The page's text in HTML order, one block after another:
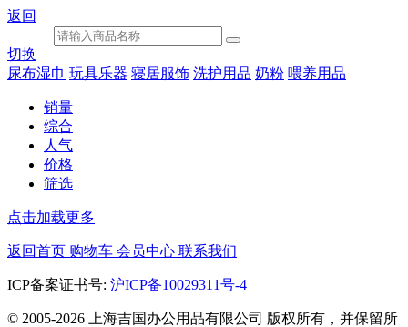
返回
切换
尿布湿巾 玩具乐器 寝居服饰 洗护用品 奶粉 喂养用品
销量
综合
人气
价格
筛选
点击加载更多
返回首页 购物车 会员中心 联系我们
ICP备案证书号: 沪ICP备10029311号-4
© 2005-2026 上海吉国办公用品有限公司 版权所有，并保留所